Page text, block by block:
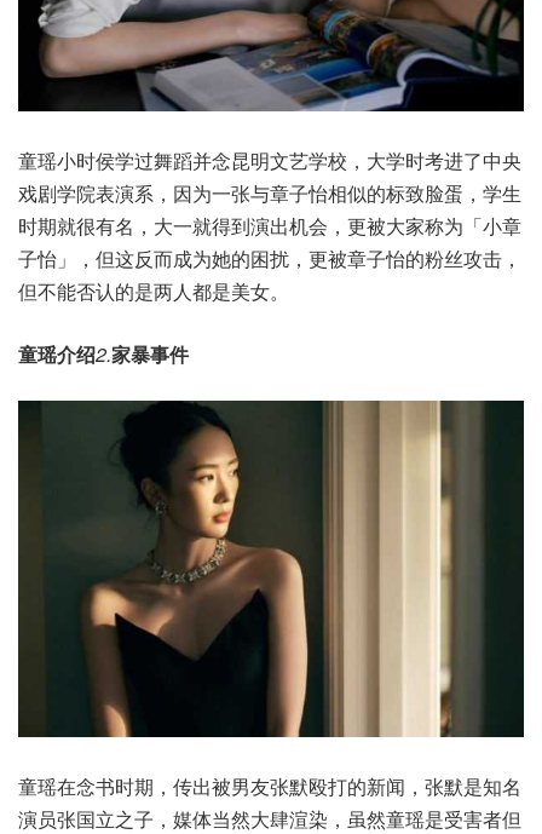
童瑶小时侯学过舞蹈并念昆明文艺学校，大学时考进了中央
戏剧学院表演系，因为一张与章子怡相似的标致脸蛋，学生
时期就很有名，大一就得到演出机会，更被大家称为「小章
子怡」，但这反而成为她的困扰，更被章子怡的粉丝攻击，
但不能否认的是两人都是美女。
童瑶介绍2.家暴事件
童瑶在念书时期，传出被男友张默殴打的新闻，张默是知名
演员张国立之子，媒体当然大肆渲染，虽然童瑶是受害者但